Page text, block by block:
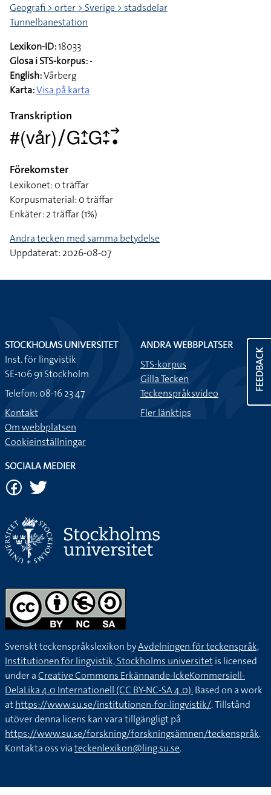
Geografi > orter > Sverige > stadsdelar
Tunnelbanestation
Lexikon-ID:18033
Glosa i STS-korpus:-
English:Vårberg
Karta:Visa på karta
Transkription
#(vår)􌥠􌤦􌤴􌤸􌤦􌤴􌥙􌥣􌥡
Förekomster
Lexikonet: 0 träffar
Korpusmaterial: 0 träffar
Enkäter: 2 träffar (1%)
Andra tecken med samma betydelse
Uppdaterat: 2026-08-07
FEEDBACK
STOCKHOLMS UNIVERSITET
Inst. för lingvistik
SE-106 91 Stockholm
Telefon: 08-16 23 47
Kontakt
Om webbplatsen
Cookieinställningar
ANDRA WEBBPLATSER
STS-korpus
Gilla Tecken
Teckenspråksvideo
Fler länktips
SOCIALA MEDIER
Svenskt teckenspråkslexikon byAvdelningen för teckenspråk,
Institutionen för lingvistik, Stockholms universitetis licensed
under aCreative Commons Erkännande-IckeKommersiell-
DelaLika 4.0 Internationell (CC BY-NC-SA 4.0).Based on a work
athttps://www.su.se/institutionen-for-lingvistik/. Tillstånd
utöver denna licens kan vara tillgängligt på
https://www.su.se/forskning/forskningsämnen/teckenspråk.
Kontakta oss viateckenlexikon@ling.su.se.